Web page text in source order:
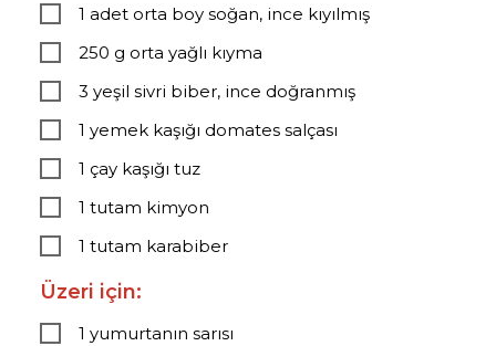
1 adet orta boy soğan, ince kıyılmış
250 g orta yağlı kıyma
3 yeşil sivri biber, ince doğranmış
1 yemek kaşığı domates salçası
1 çay kaşığı tuz
1 tutam kimyon
1 tutam karabiber
Üzeri için:
1 yumurtanın sarısı